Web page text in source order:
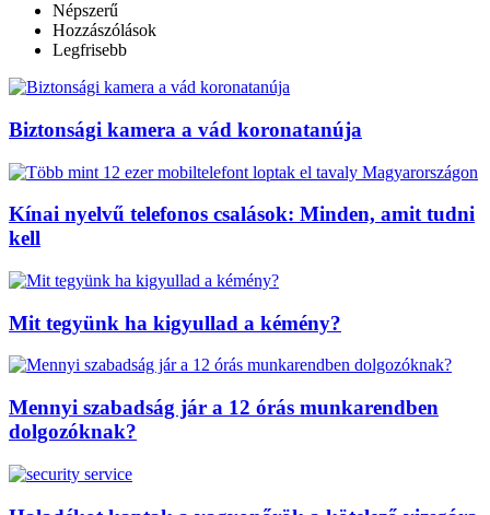
Népszerű
Hozzászólások
Legfrisebb
Biztonsági kamera a vád koronatanúja
Kínai nyelvű telefonos csalások: Minden, amit tudni
kell
Mit tegyünk ha kigyullad a kémény?
Mennyi szabadság jár a 12 órás munkarendben
dolgozóknak?